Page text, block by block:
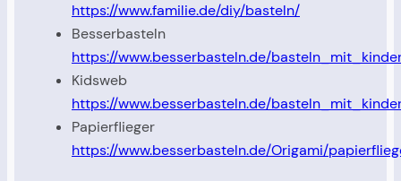
https://www.familie.de/diy/basteln/
Besserbasteln
https://www.besserbasteln.de/
Kidsweb
https://www.besserbasteln.de/
Papierflieger
https://www.besserbasteln.de/Origami/